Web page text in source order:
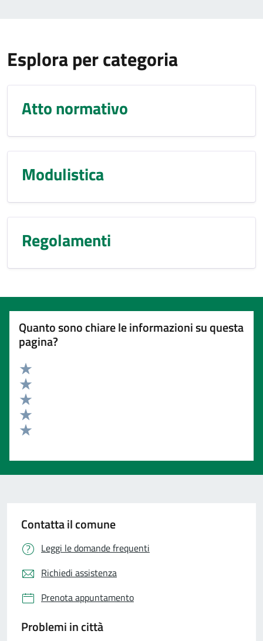
Esplora per categoria
Atto normativo
Modulistica
Regolamenti
Quanto sono chiare le informazioni su questa
pagina?
Valuta 5 stelle su 5
Valuta 4 stelle su 5
Valuta 3 stelle su 5
Valuta 2 stelle su 5
Contatta il comune
Leggi le domande frequenti
Richiedi assistenza
Prenota appuntamento
Problemi in città